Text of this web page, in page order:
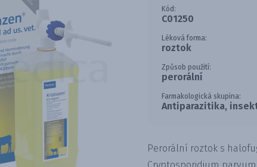
Kód:
C01250
Léková forma:
roztok
Způsob použití:
perorální
Farmakologická skupina:
Antiparazitika,
Perorální roztok s